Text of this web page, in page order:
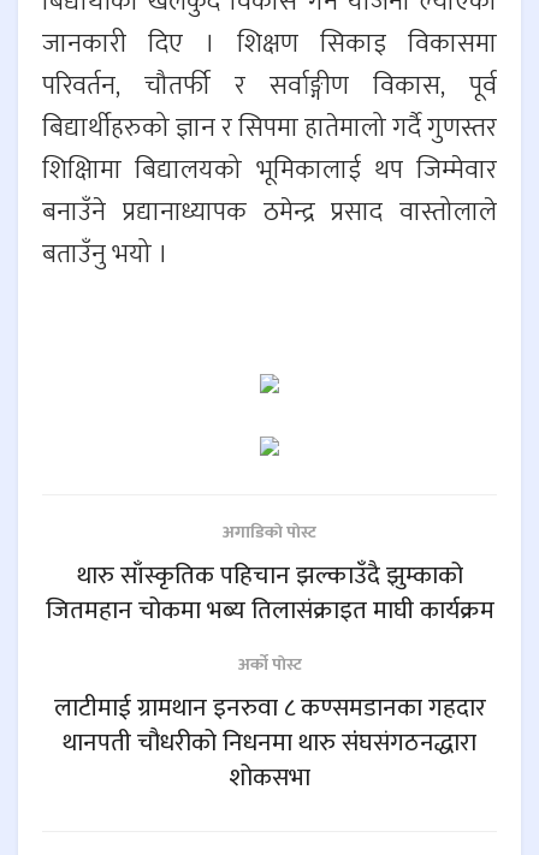
जानकारी दिए । शिक्षण सिकाइ विकासमा
परिवर्तन, चौतर्फी र सर्वाङ्गीण विकास, पूर्व
बिद्यार्थीहरुको ज्ञान र सिपमा हातेमालो गर्दै गुणस्तर
शिक्षिामा बिद्यालयको भूमिकालाई थप जिम्मेवार
बनाउँने प्रद्यानाध्यापक ठमेन्द्र प्रसाद वास्तोलाले
बताउँनु भयो ।
अगाडिकाे पाेस्ट
थारु साँस्कृतिक पहिचान झल्काउँदै झुम्काको
जितमहान चोकमा भब्य तिलासंक्राइत माघी कार्यक्रम
अर्काे पाेस्ट
लाटीमाई ग्रामथान इनरुवा ८ कण्समडानका गहदार
थानपती चौधरीको निधनमा थारु संंघसंगठनद्धारा
शोकसभा